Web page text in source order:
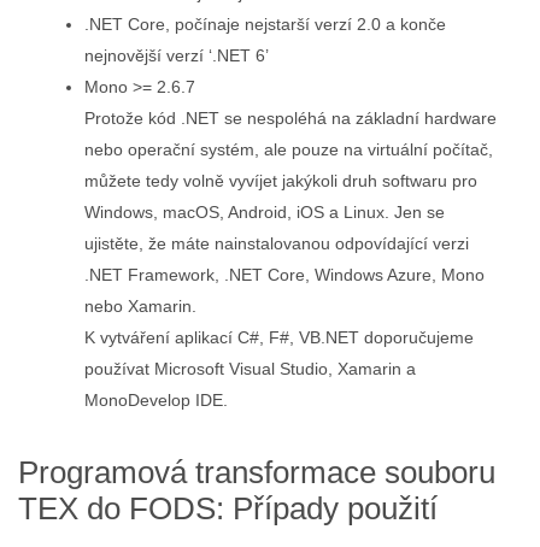
.NET Core, počínaje nejstarší verzí 2.0 a konče
nejnovější verzí ‘.NET 6’
Mono >= 2.6.7
Protože kód .NET se nespoléhá na základní hardware
nebo operační systém, ale pouze na virtuální počítač,
můžete tedy volně vyvíjet jakýkoli druh softwaru pro
Windows, macOS, Android, iOS a Linux. Jen se
ujistěte, že máte nainstalovanou odpovídající verzi
.NET Framework, .NET Core, Windows Azure, Mono
nebo Xamarin.
K vytváření aplikací C#, F#, VB.NET doporučujeme
používat Microsoft Visual Studio, Xamarin a
MonoDevelop IDE.
Programová transformace souboru
TEX do FODS: Případy použití